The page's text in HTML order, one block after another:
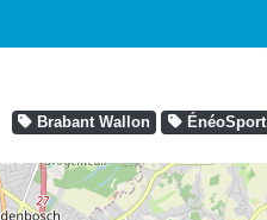
Brabant Wallon ÉnéoSport